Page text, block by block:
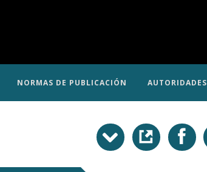
NORMAS DE PUBLICACIÓN AUTORIDADES